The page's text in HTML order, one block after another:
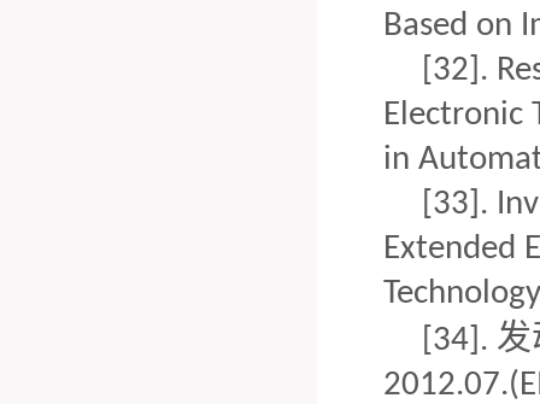
Based on
[32].
Electronic
in
[33].
Extended
[34].
2012.07